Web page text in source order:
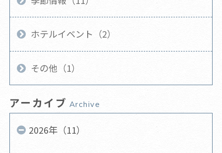
ホテルイベント（2）
その他（1）
アーカイブ Archive
2026年（11）